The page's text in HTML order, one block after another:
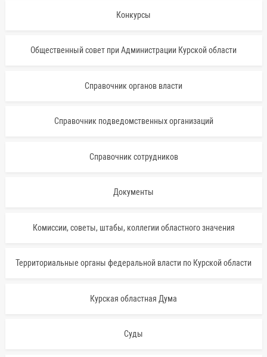
Конкурсы
Общественный совет при Администрации Курской области
Справочник органов власти
Справочник подведомственных организаций
Справочник сотрудников
Документы
Комиссии, советы, штабы, коллегии областного значения
Территориальные органы федеральной власти по Курской области
Курская областная Дума
Суды